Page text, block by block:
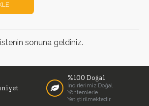
sonuna geldiniz.
%100 Doğal
İncirlerimiz Doğal
Yöntemlerle
Yetiştirilmektedir.